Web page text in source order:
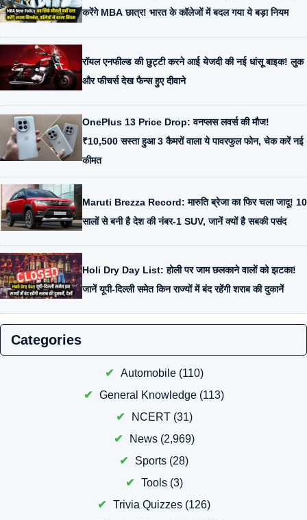
करेंगे MBA छात्र! भारत के कॉलेजों में बदल गया ये बड़ा नियम
रॉयल एनफील्ड की छुट्टी करने आई येजदी की नई धांसू बाइक! लुक
और फीचर्स देख फैन्स हुए दीवाने
OnePlus 13 Price Drop: वनप्लस लवर्स की मौज!
₹10,500 सस्ता हुआ 3 कैमरों वाला ये पावरफुल फोन, चेक करें नई
कीमत
Maruti Brezza Record: मारुति ब्रेजा का फिर चला जादू! 10
सालों से बनी है देश की नंबर-1 SUV, जानें क्यों है सबकी पसंद
Holi Dry Day List: होली पर जाम छलकाने वालों को झटका!
जानें यूपी-दिल्ली समेत किन राज्यों में बंद रहेंगी शराब की दुकानें
Categories
Automobile(110)
General Knowledge (113)
NCERT(31)
News(2,969)
Sports (28)
Tools(3)
Trivia Quizzes (126)